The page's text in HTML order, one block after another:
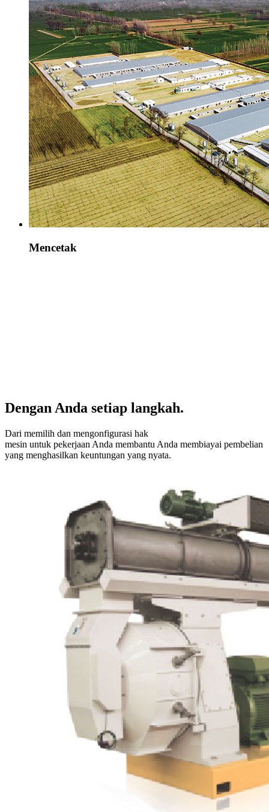
Mencetak
Dengan Anda setiap langkah.
Dari memilih dan mengonfigurasi hak
mesin untuk pekerjaan Anda membantu Anda membiayai pembelian
yang menghasilkan keuntungan yang nyata.